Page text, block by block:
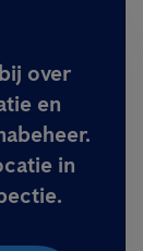
over
en
in